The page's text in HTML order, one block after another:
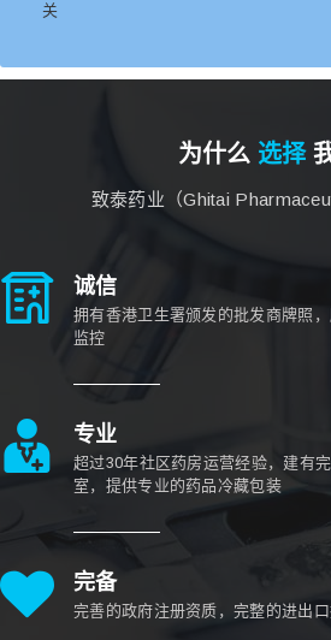
关
为什么 选择
致泰药业（Ghitai
诚信
拥有香港卫生署颁发的批发商牌照
监控
专业
超过30年社区药房运营经验，建有
室，提供专业的药品冷藏包装
完备
完善的政府注册资质，完整的进出